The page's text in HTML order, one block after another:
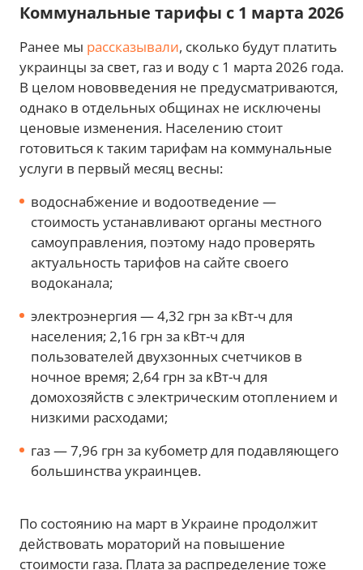
Коммунальные тарифы с 1 марта 2026
Ранее мы рассказывали, сколько будут платить
украинцы за свет, газ и воду с 1 марта 2026 года.
В целом нововведения не предусматриваются,
однако в отдельных общинах не исключены
ценовые изменения. Населению стоит
готовиться к таким тарифам на коммунальные
услуги в первый месяц весны:
водоснабжение и водоотведение —
стоимость устанавливают органы местного
самоуправления, поэтому надо проверять
актуальность тарифов на сайте своего
водоканала;
электроэнергия — 4,32 грн за кВт-ч для
населения; 2,16 грн за кВт-ч для
пользователей двухзонных счетчиков в
ночное время; 2,64 грн за кВт-ч для
домохозяйств с электрическим отоплением и
низкими расходами;
газ — 7,96 грн за кубометр для подавляющего
большинства украинцев.
По состоянию на март в Украине продолжит
действовать мораторий на повышение
стоимости газа. Плата за распределение тоже